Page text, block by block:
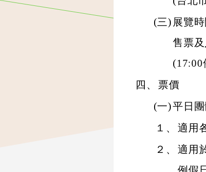
(三) 展覽
售票
(17:00
四、
票價
(一)平日團
１、 適用
２、 適用